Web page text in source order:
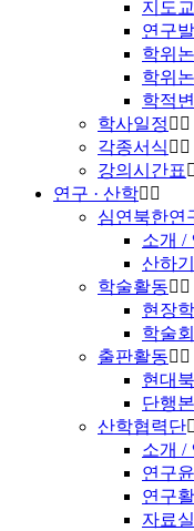
지도
연구
학위
학위
학적
학사일정
각종서식
강의시간표
연구 · 산학
심연북한연
소개 /
산하
학술활동
현장
학술
출판활동
현대
단행본
산학협력단
소개 /
연구
연구
자료실